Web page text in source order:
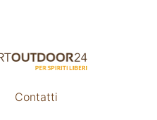
Contatti